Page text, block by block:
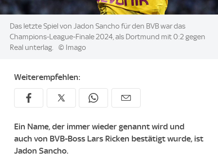
Image:
Das letzte Spiel von Jadon Sancho für den BVB war das
Champions-League-Finale 2024, als Dortmund mit 0:2 gegen
Real unterlag.
© Imago
Weiterempfehlen:
Ein Name, der immer wieder genannt wird und
auch von BVB-Boss Lars Ricken bestätigt wurde, ist
Jadon Sancho.